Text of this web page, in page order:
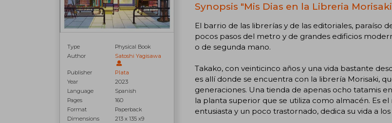
Type
Physical Book
Author
Satoshi Yagisawa
Publisher
Plata
Year
2023
Language
Spanish
Pages
160
Format
Paperback
Dimensions
213 x 135 x9
Synopsis "Mis Dias en la Libreria
El barrio de las librerías y de las editoriales, paraíso
pocos pasos del metro y de grandes edificios
o de segunda mano.
Takako, con veinticinco años y una vida bastante
es allí donde se encuentra con la librería Morisaki,
generaciones. Una tienda de apenas ocho tatamis
la planta superior que se utiliza como almacén. Es
entusiasta y un poco trastornado, dedica su vida a los